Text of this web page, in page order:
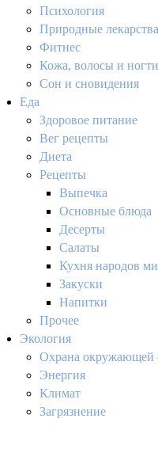
Психология
Природные лекарства
Фитнес
Кожа, волосы и ногти
Сон и сновидения
Еда
Здоровое питание
Вег рецепты
Диета
Рецепты
Выпечка
Основные блюда
Десерты
Салаты
Кухня народов
Закуски
Напитки
Прочее
Экология
Охрана окружающей
Энергия
Климат
Загрязнение